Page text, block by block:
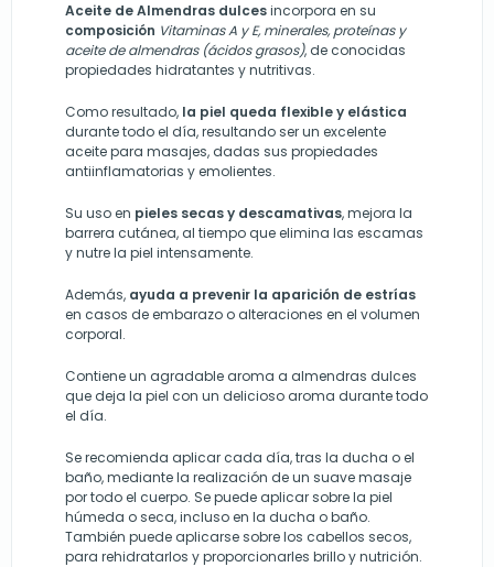
Aceite de Almendras dulcesincorpora en su
composición Vitaminas A y E, minerales, proteínas y
aceite de almendras (ácidos grasos), de conocidas
propiedades hidratantes y nutritivas.
Como resultado, la piel queda flexible y elástica
durante todo el día, resultando ser un excelente
aceite para masajes, dadas sus propiedades
antiinflamatorias y emolientes.
Su uso en pieles secas y descamativas, mejora la
barrera cutánea, al tiempo que elimina las escamas
y nutre la piel intensamente.
Además, ayuda a prevenir la aparición de estrías
en casos de embarazo o alteraciones en el volumen
corporal.
Contiene un agradable aroma a almendras dulces
que deja la piel con un delicioso aroma durante todo
el día.
Se recomienda aplicar cada día, tras la ducha o el
baño, mediante la realización de un suave masaje
por todo el cuerpo. Se puede aplicar sobre la piel
húmeda o seca, incluso en la ducha o baño.
También puede aplicarse sobre los cabellos secos,
para rehidratarlos y proporcionarles brillo y nutrición.